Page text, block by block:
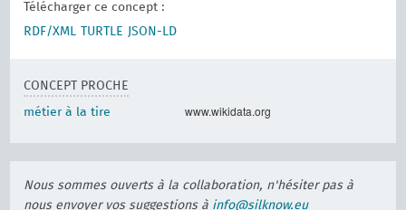
Télécharger ce concept :
RDF/XML
TURTLE JSON-LD
CONCEPT PROCHE
métier à la tire www.wikidata.org
Nous sommes ouverts à la collaboration, n'hésiter pas à
nous envoyer vos suggestions à info@silknow.eu